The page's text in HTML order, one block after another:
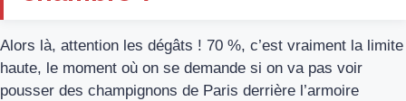
Alors là, attention les dégâts ! 70 %, c’est vraiment la limite
haute, le moment où on se demande si on va pas voir
pousser des champignons de Paris derrière l’armoire